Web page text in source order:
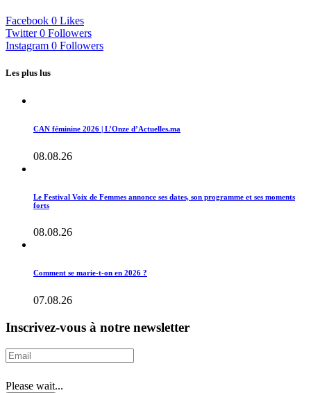
Facebook 0 Likes
Twitter 0 Followers
Instagram 0 Followers
Les plus lus
CAN féminine 2026 | L’Onze d’Actuelles.ma
08.08.26
Le Festival Voix de Femmes annonce ses dates, son programme et ses moments
forts
08.08.26
Comment se marie-t-on en 2026 ?
07.08.26
Inscrivez-vous à notre newsletter
Please wait...